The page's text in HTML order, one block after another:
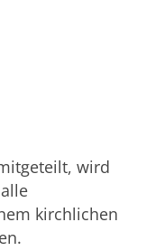
wird
kirchlichen